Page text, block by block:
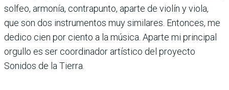
solfeo, armonía, contrapunto, aparte de violín y viola,
que son dos instrumentos muy similares. Entonces, me
dedico cien por ciento a la música. Aparte mi principal
orgullo es ser coordinador artístico del proyecto
Sonidos de la Tierra.